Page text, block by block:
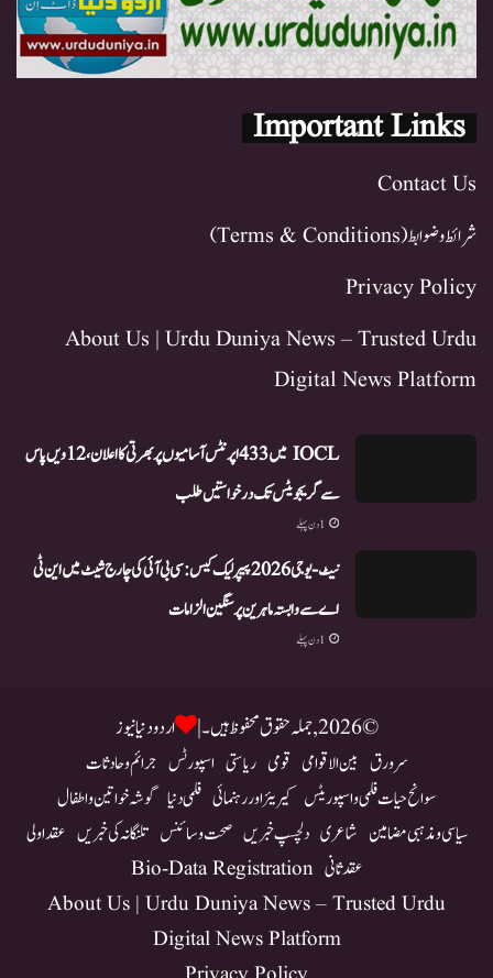
Important Links
Contact Us
شرائط و ضوابط (Terms & Conditions)
Privacy Policy
About Us | Urdu Duniya News – Trusted Urdu
Digital News Platform
IOCL میں 433 اپرنٹس آسامیوں پر بھرتی کا اعلان، 12ویں پاس
سے گریجویٹس تک درخواستیں طلب
1 دن پہلے
نیٹ-یو جی 2026 پیپر لیک کیس: سی بی آئی کی چارج شیٹ میں این ٹی
اے سے وابستہ ماہرین پر سنگین الزامات
1 دن پہلے
© 2026, جملہ حقوق محفوظ ہیں۔ | اردو دنیا نیوز
سرورق بین الاقوامی قومی ریاستی اسپورٹس جرائم و حادثات
سوانح حیات فلمی و اسپوریٹس کیریئر اور رہنمائی فلمی دنیا گوشہ خواتین و اطفال
سیاسی و مذہبی مضامین شاعری دلچسپ خبریں صحت و سائنس تلنگانہ کی خبریں عقد اولی
عقد ثانی Bio-Data Registration
About Us | Urdu Duniya News – Trusted Urdu
Digital News Platform